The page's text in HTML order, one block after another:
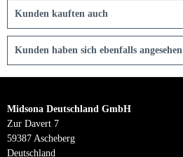
Kunden kauften auch
Kunden haben sich ebenfalls angesehen
Midsona Deutschland GmbH
Zur Davert 7
59387 Ascheberg
Deutschland